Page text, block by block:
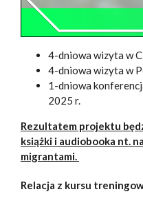
4-dniowa wizyta w
4-dniowa wizyta w
1-dniowa
2025 r.
Rezultatem projektu
książki i audiobooka nt.
migrantami.
Relacja z kursu